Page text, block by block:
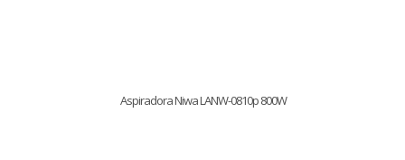
Aspiradora Niwa LANW-0810p 800W